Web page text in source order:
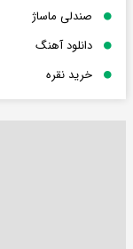
صندلی ماساژ
دانلود آهنگ
خرید نقره